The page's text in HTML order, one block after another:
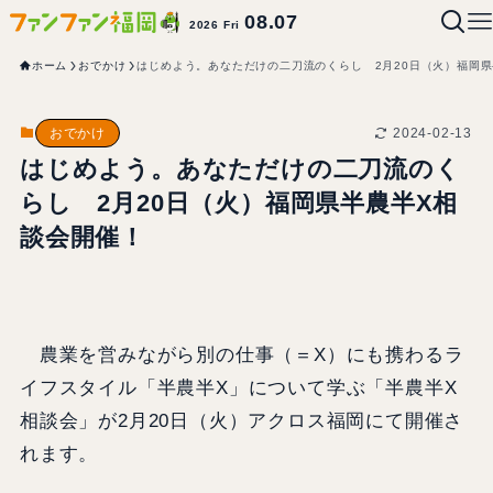
2026 Fri08.07
ホーム おでかけ はじめよう。あなただけの二刀流のくらし 2月20日（火）福岡
おでかけ 2024-02-13
はじめよう。あなただけの二刀流のく
らし 2月20日（火）福岡県半農半X相
談会開催！
農業を営みながら別の仕事（＝X）にも携わるラ
イフスタイル「半農半X」について学ぶ「半農半X
相談会」が2月20日（火）アクロス福岡にて開催さ
れます。